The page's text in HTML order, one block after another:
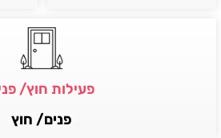
פעילות חוץ/
פנים/ חוץ